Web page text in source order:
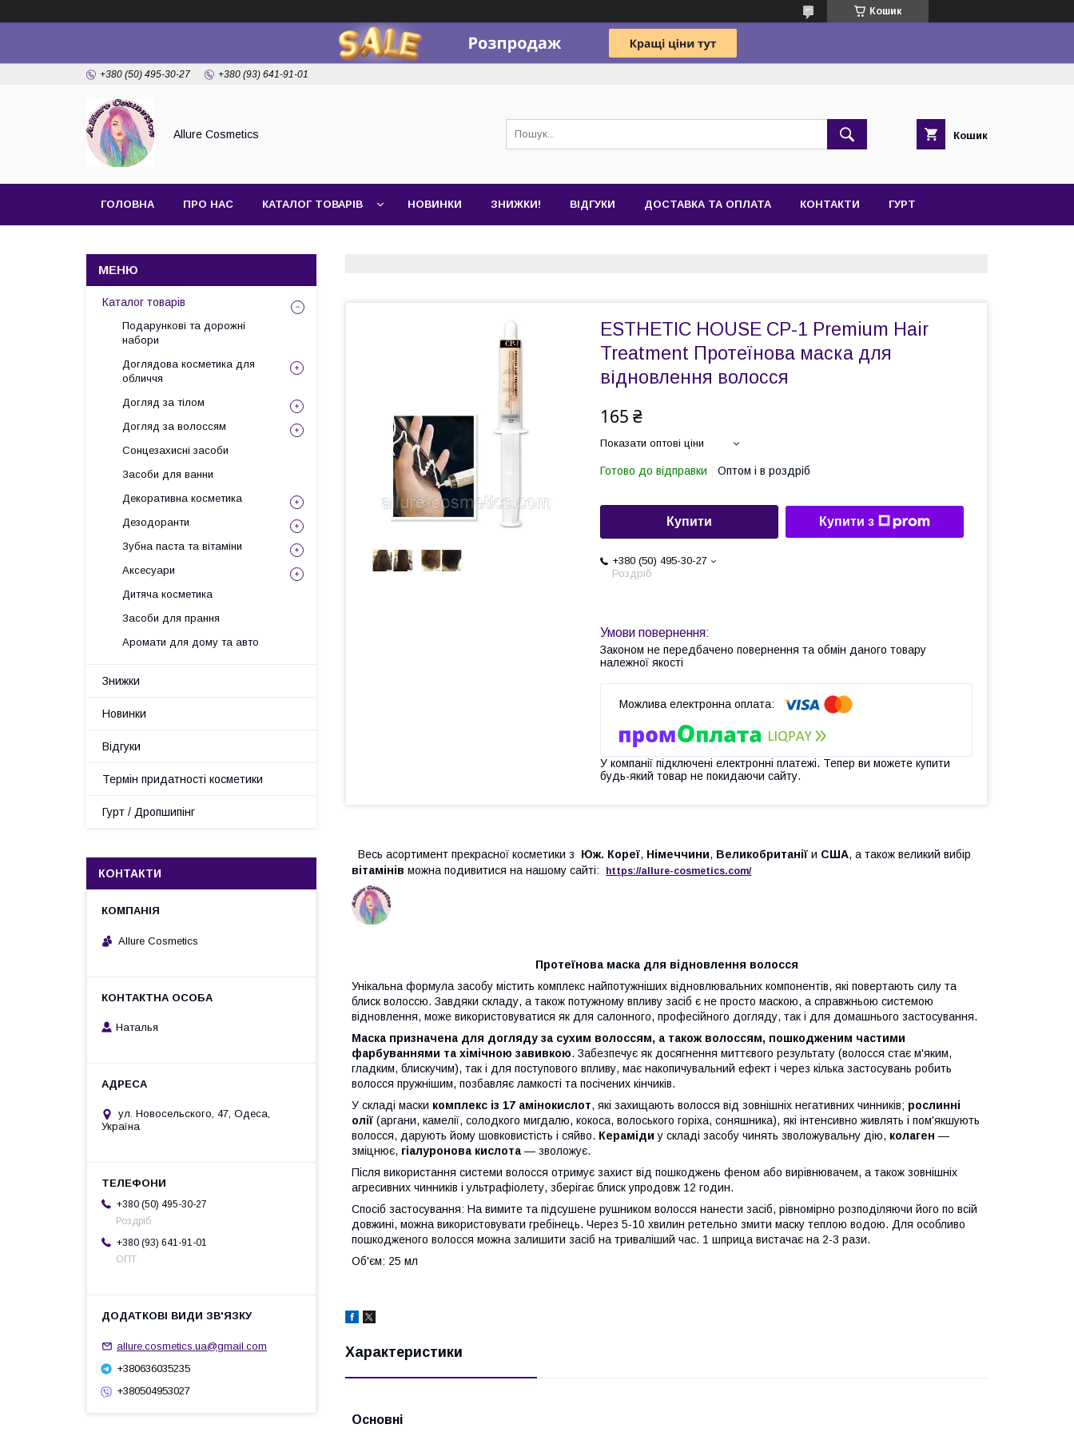
Кошик
+380 (50) 495-30-27 +380 (93) 641-91-01
Allure Cosmetics Кошик
ГОЛОВНА ПРО НАС КАТАЛОГ ТОВАРІВ НОВИНКИ ЗНИЖКИ! ВІДГУКИ ДОСТАВКА ТА ОПЛАТА КОНТАКТИ ГУРТ
ESTHETIC HOUSE CP-1 Premium Hair
Treatment Протеїнова маска для
відновлення волосся
165 ₴
Показати оптові ціни
Готово до відправки Оптом і в роздріб
Купити Купити з
+380 (50) 495-30-27
Роздріб
Законом не передбачено повернення та обмін даного товару
належної якості
У компанії підключені електронні платежі. Тепер ви можете купити
будь-який товар не покидаючи сайту.
Весь асортимент прекрасної косметики з Юж. Кореї, Німеччини, Великобританії и США, а також великий вибір
вітамінів можна подивитися на нашому сайті: https://allure-cosmetics.com/
Протеїнова маска для відновлення волосся
Унікальна формула засобу містить комплекс найпотужніших відновлювальних компонентів, які повертають силу та
блиск волоссю. Завдяки складу, а також потужному впливу засіб є не просто маскою, а справжньою системою
відновлення, може використовуватися як для салонного, професійного догляду, так і для домашнього застосування.
Маска призначена для догляду за сухим волоссям, а також волоссям, пошкодженим частими
фарбуваннями та хімічною завивкою. Забезпечує як досягнення миттєвого результату (волосся стає м'яким,
гладким, блискучим), так і для поступового впливу, має накопичувальний ефект і через кілька застосувань робить
волосся пружнішим, позбавляє ламкості та посічених кінчиків.
У складі маски комплекс із 17 амінокислот, які захищають волосся від зовнішніх негативних чинників; рослинні
олії (аргани, камелії, солодкого мигдалю, кокоса, волоського горіха, соняшника), які інтенсивно живлять і пом'якшують
волосся, дарують йому шовковистість і сяйво. Кераміди у складі засобу чинять зволожувальну дію, колаген —
зміцнює, гіалуронова кислота — зволожує.
Після використання системи волосся отримує захист від пошкоджень феном або вирівнювачем, а також зовнішніх
агресивних чинників і ультрафіолету, зберігає блиск упродовж 12 годин.
Спосіб застосування: На вимите та підсушене рушником волосся нанести засіб, рівномірно розподіляючи його по всій
довжині, можна використовувати гребінець. Через 5-10 хвилин ретельно змити маску теплою водою. Для особливо
пошкодженого волосся можна залишити засіб на триваліший час. 1 шприца вистачає на 2-3 рази.
Об'єм: 25 мл
Характеристики
Основні
Каталог товарів
Подарункові та дорожні
набори
Доглядова косметика для
обличчя
Догляд за тілом
Догляд за волоссям
Сонцезахисні засоби
Засоби для ванни
Декоративна косметика
Дезодоранти
Зубна паста та вітаміни
Аксесуари
Дитяча косметика
Засоби для прання
Аромати для дому та авто
Знижки
Новинки
Відгуки
Термін придатності косметики
Гурт / Дропшипінг
КОНТАКТИ
Allure Cosmetics
Наталья
ул. Новосельского, 47, Одеса,
Україна
+380 (50) 495-30-27
Роздріб
+380 (93) 641-91-01
ОПТ
allure.cosmetics.ua@gmail.com
+380636035235
+380504953027